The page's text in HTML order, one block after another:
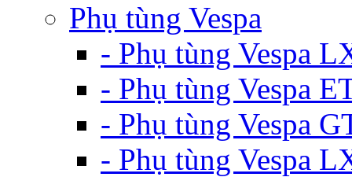
Phụ tùng Vespa
- Phụ tùng Vespa
- Phụ tùng Vespa
- Phụ tùng Vespa
- Phụ tùng Vespa